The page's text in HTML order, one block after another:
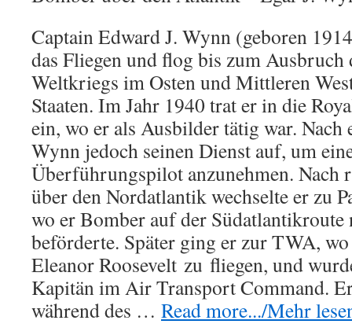
Captain Edward J. Wynn (geboren
das Fliegen und flog bis zum Ausbruch
Weltkriegs im Osten und Mittleren
Staaten. Im Jahr 1940 trat er in die
ein, wo er als Ausbilder tätig war. Nach
Wynn jedoch seinen Dienst auf, um
Überführungspilot anzunehmen. Nach
über den Nordatlantik wechselte er zu
wo er Bomber auf der
beförderte. Später ging er zur TWA,
Eleanor Roosevelt zu fliegen, und
Kapitän im Air Transport Command.
während des … Read more.../Mehr